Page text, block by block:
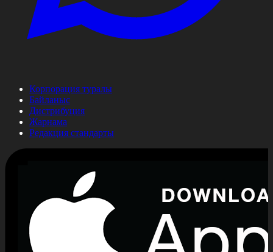
Корпорация туралы
Байланыс
Дистрибуция
Жарнама
Редакция стандарты